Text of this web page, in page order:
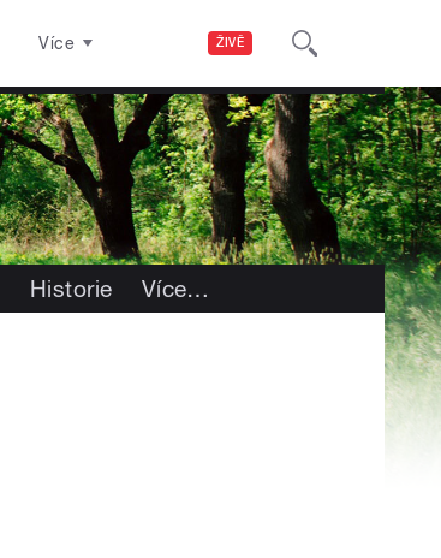
ŽIVĚ
Více
Historie Více…